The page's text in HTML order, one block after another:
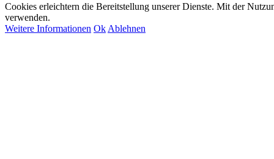
Cookies erleichtern die Bereitstellung unserer Dienste. Mit der
verwenden.
Weitere Informationen Ok Ablehnen